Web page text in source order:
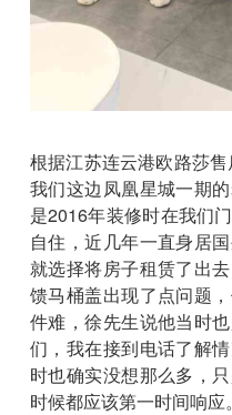
根据江苏连云港欧路莎
我们这边凤凰星城一期
是2016年装修时在我们
自住，近几年一直身居
就选择将房子租赁了出
馈马桶盖出现了点问题
件难，徐先生说他当时
们，我在接到电话了解
时也确实没想那么多，
时候都应该第一时间响应